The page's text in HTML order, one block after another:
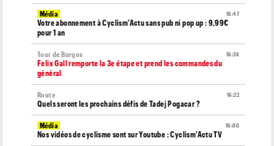
16:47
Média
Votre abonnement à Cyclism'Actu sans pub ni pop up : 9,99€
pour 1 an
16:38
Tour de Burgos
Felix Gall remporte la 3e étape et prend les commandes du
général
16:22
Route
Quels seront les prochains défis de Tadej Pogacar ?
16:00
Média
Nos vidéos de cyclisme sont sur Youtube : Cyclism'Actu TV